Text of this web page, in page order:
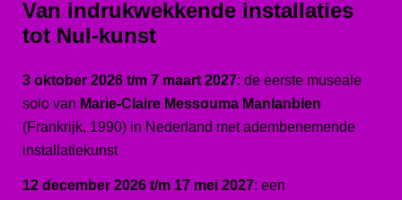
Van indrukwekkende installaties
tot Nul-kunst
3 oktober 2026 t/m 7 maart 2027: de eerste museale
solo van Marie-Claire Messouma Manlanbien
(Frankrijk, 1990) in Nederland met adembenemende
installatiekunst
12 december 2026 t/m 17 mei 2027: een